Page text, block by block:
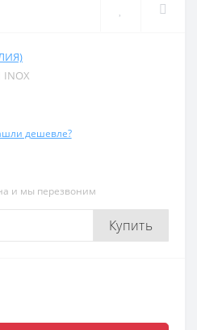
INOX
дешевле?
и мы перезвоним
Купить